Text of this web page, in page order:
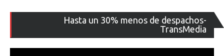
Hasta un 30% menos de despachos-
TransMedia
de